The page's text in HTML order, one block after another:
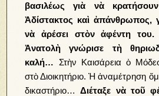
βασιλέως γιὰ νὰ
Ἀδίστακτος καὶ ἀπάνθρωπος,
νὰ ἀρέσει στὸν ἀφέντη
Ἀνατολὴ γνώρισε τὴ
καλή… Στὴν Καισάρεια ὁ
στὸ Διοικητήριο. Ἡ ἀναμέτρηση
δικαστήριο…Διέταξε νὰ τοῦ